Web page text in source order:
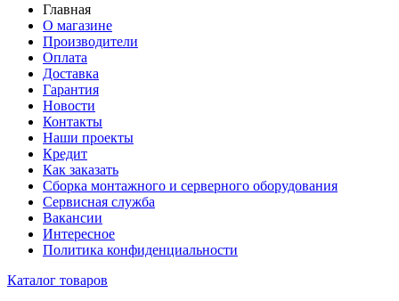
Главная
О магазине
Производители
Оплата
Доставка
Гарантия
Новости
Контакты
Наши проекты
Кредит
Как заказать
Сборка монтажного и серверного оборудования
Сервисная служба
Вакансии
Интересное
Политика конфиденциальности
Каталог товаров